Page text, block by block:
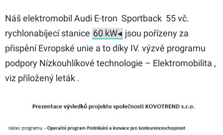
Náš elektromobil Audi E-tron Sportback 55 vč.
rychlonabíjecí stanice
jsou pořízeny za
přispění Evropské unie a to díky IV. výzvě programu
podpory Nízkouhlíkové technologie – Elektromobilita ,
viz přiložený leták .